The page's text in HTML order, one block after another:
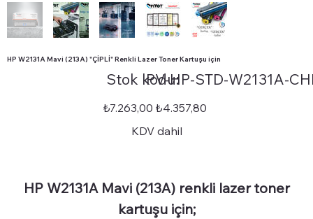
HP W2131A Mavi (213A) "ÇİPLİ" Renkli Lazer Toner Kartuşu için
Stok kodu:
kodu:
STD-
W2131A-
PV-HP-STD-W2131A-
Orijinal
fiyat
₺7.263,00 İndirimli
fiyat
₺4.357,80
KDV dahil
HP W2131A Mavi (213A) renkli lazer toner
kartuşu için;